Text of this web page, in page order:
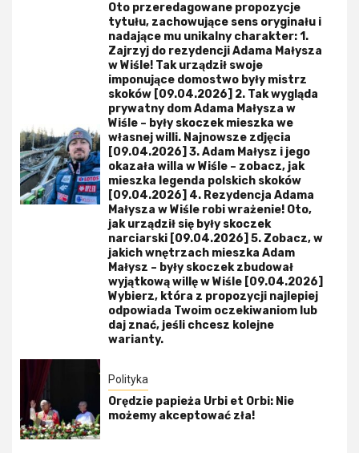
Oto przeredagowane propozycje
tytułu, zachowujące sens oryginału i
nadające mu unikalny charakter: 1.
Zajrzyj do rezydencji Adama Małysza
w Wiśle! Tak urządził swoje
imponujące domostwo były mistrz
skoków [09.04.2026] 2. Tak wygląda
prywatny dom Adama Małysza w
Wiśle – były skoczek mieszka we
własnej willi. Najnowsze zdjęcia
[09.04.2026] 3. Adam Małysz i jego
okazała willa w Wiśle – zobacz, jak
mieszka legenda polskich skoków
[09.04.2026] 4. Rezydencja Adama
Małysza w Wiśle robi wrażenie! Oto,
jak urządził się były skoczek
narciarski [09.04.2026] 5. Zobacz, w
jakich wnętrzach mieszka Adam
Małysz – były skoczek zbudował
wyjątkową willę w Wiśle [09.04.2026]
Wybierz, która z propozycji najlepiej
odpowiada Twoim oczekiwaniom lub
daj znać, jeśli chcesz kolejne
warianty.
Polityka
Orędzie papieża Urbi et Orbi: Nie
możemy akceptować zła!